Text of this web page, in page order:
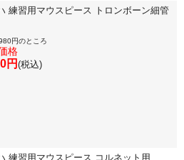
練習用マウスピース トロンボーン細管
円のところ
格
円 (税込)
練習用マウスピース コルネット用